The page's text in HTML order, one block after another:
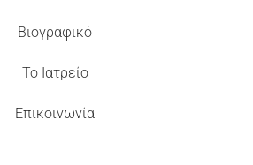
Βιογραφικό
Το Ιατρείο
Επικοινωνία